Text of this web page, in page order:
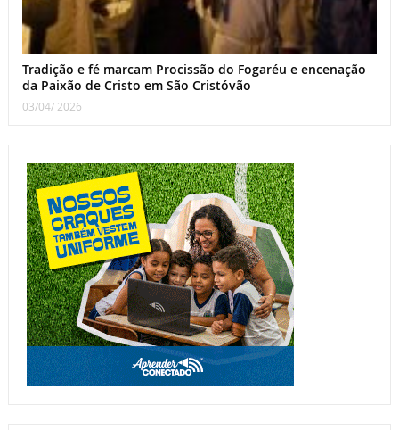
Tradição e fé marcam Procissão do Fogaréu e encenação
da Paixão de Cristo em São Cristóvão
03/04/ 2026